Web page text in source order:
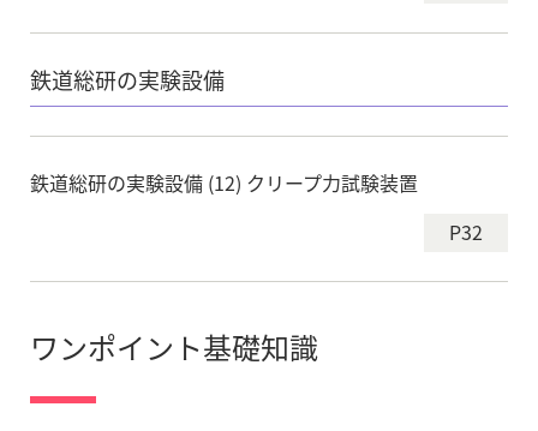
鉄道総研の実験設備
鉄道総研の実験設備 (12) クリープ力試験装置
P32
ワンポイント基礎知識